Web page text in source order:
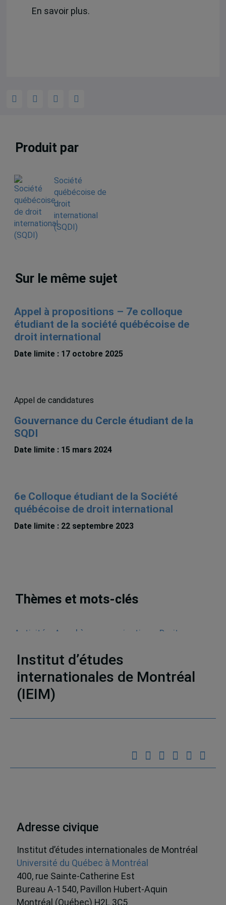
En savoir plus.
Produit par
Société
québécoise de
droit
international
(SQDI)
Sur le même sujet
Appel à propositions – 7e colloque
étudiant de la société québécoise de
droit international
Date limite : 17 octobre 2025
Appel de candidatures
Gouvernance du Cercle étudiant de la
SQDI
Date limite : 15 mars 2024
6e Colloque étudiant de la Société
québécoise de droit international
Date limite : 22 septembre 2023
Thèmes et mots-clés
Activités Appel à communications
Droit
Institut d’études
internationales de Montréal
(IEIM)
Adresse civique
Institut d’études internationales de Montréal
Université du Québec à Montréal
400, rue Sainte-Catherine Est
Bureau A-1540, Pavillon Hubert-Aquin
Montréal (Québec) H2L 3C5